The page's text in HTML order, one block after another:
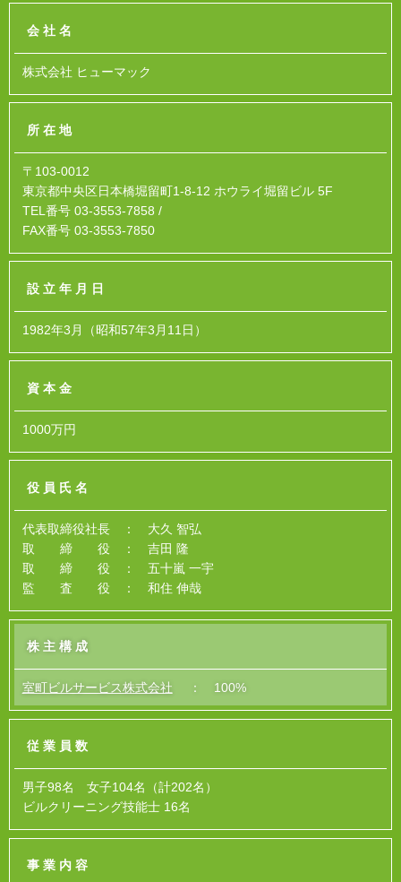
会社名
株式会社 ヒューマック
所在地
〒103-0012
東京都中央区日本橋堀留町1-8-12 ホウライ堀留ビル 5F
TEL番号 03-3553-7858 /
FAX番号 03-3553-7850
設立年月日
1982年3月（昭和57年3月11日）
資本金
1000万円
役員氏名
代表取締役社長 ： 大久 智弘
取 締 役 ： 吉田 隆
取 締 役 ： 五十嵐 一宇
監 査 役 ： 和住 伸哉
株主構成
室町ビルサービス株式会社 ： 100%
従業員数
男子98名 女子104名（計202名）
ビルクリーニング技能士 16名
事業内容